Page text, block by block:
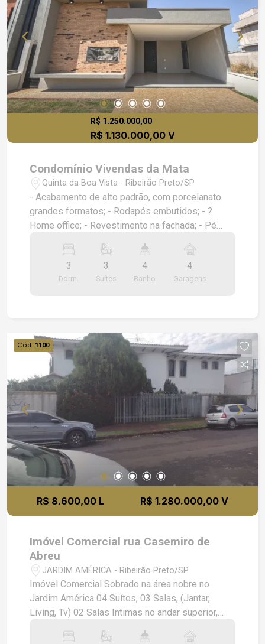
R$ 1.250.000,00
R$ 1.130.000,00 V
Condomínio Vivendas da Mata
Quinta da Boa Vista - Ribeirão Preto/SP
- Acabamento de alto padrão, com porcelanato
grandes formatos; - Rodapés embutidos; - ?
Home office; - Revestimento na fachada; - Pé
cerâmico, com hidromassagem e preparada para
aquecimento; - Ilha e bancadas dos banheiros em
granito; - Cooktop, churrasqueira e coifas em
funcionando, 100% LED; - Aquecimento solar dos
chuveiros e torneiras, com boiler instalado; -
Forro de gesso na casa toda.
3
Dorm.
3
Suítes
4
Banho
4
Garagens
Cód. 1100
R$ 8.600,00 L R$ 1.280.000,00 V
Imóvel Comercial rua Casemiro de
Abreu
JARDIM AMÉRICA - Ribeirão Preto/SP
Imóvel Comercial Sobrado na área nobre no
Jardim América 04 Suítes, 03 Salas, (Jantar,
Living, Tv) 02 Salas Intimas no andar superior,
embutidos nos Dormitórios, Cozinhas e Banheiro,